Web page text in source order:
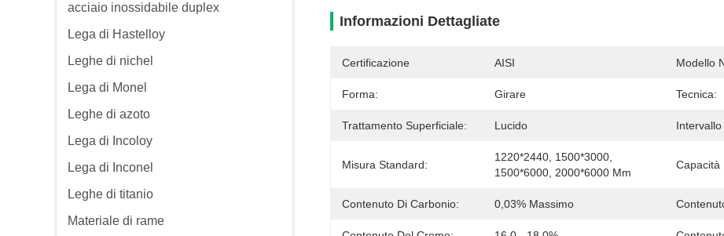
acciaio inossidabile duplex
Lega di Hastelloy
Leghe di nichel
Lega di Monel
Leghe di azoto
Lega di Incoloy
Lega di Inconel
Leghe di titanio
Materiale di rame
Informazioni Dettagliate
Certificazione AISI Modello
Forma: Girare Tecnica:
Trattamento Superficiale: Lucido
Misura Standard:
1220*2440, 1500*3000,
1500*6000, 2000*6000 Mm
Capacità
Contenuto Di Carbonio: 0,03% Massimo